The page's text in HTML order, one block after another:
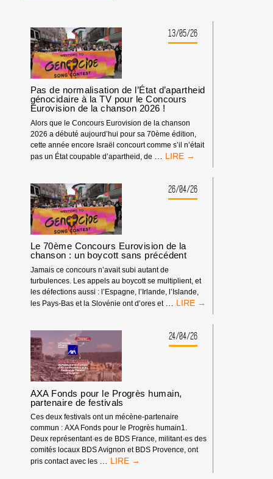
13/05/26
Pas de normalisation de l’État d’apartheid
génocidaire à la TV pour le Concours
Eurovision de la chanson 2026 !
Alors que le Concours Eurovision de la chanson
2026 a débuté aujourd’hui pour sa 70ème édition,
cette année encore Israël concourt comme s’il n’était
pas un État coupable d’apartheid, de
PAS
NORMALISATION
DE
L’ÉTAT
LA
TV
POUR
LE
CONCOURS
EUROVISION
DE
CHANSON
2026
26/04/26
Le 70ème Concours Eurovision de la
chanson : un boycott sans précédent
Jamais ce concours n’avait subi autant de
turbulences. Les appels au boycott se multiplient, et
les défections aussi : l’Espagne, l’Irlande, l’Islande,
les Pays-Bas et la Slovénie ont d’ores et
LE
CONCOURS
EUROVISION
DE
UN
BOYCOTT
PRÉCÉDENT
24/04/26
AXA Fonds pour le Progrès humain,
partenaire de festivals
Ces deux festivals ont un mécène-partenaire
commun : AXA Fonds pour le Progrès humain1.
Deux représentant·es de BDS France, militant·es des
comités locaux BDS Avignon et BDS Provence, ont
pris contact avec les
AXA